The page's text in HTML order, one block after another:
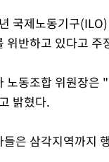
국제노동기구
위반하고 있다고 주
노동조합 위원장은
밝혔다.
은 삼각지역까지